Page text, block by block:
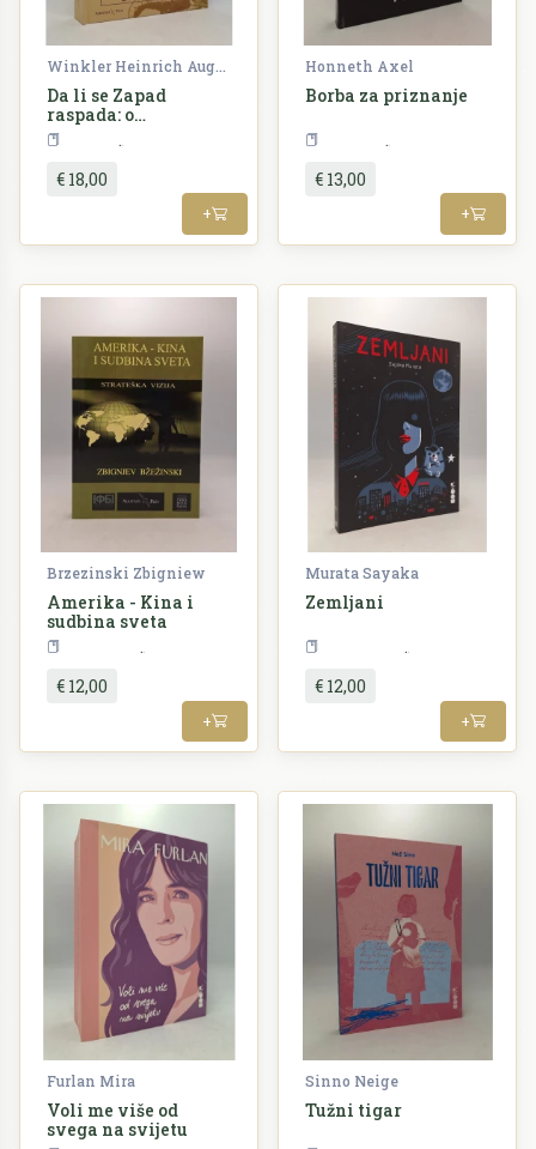
Winkler Heinrich August
Da li se Zapad
raspada: o
savremenoj krizi u
Evropi i Americi
€ 18,00
+
Honneth Axel
Borba za priznanje
€ 13,00
+
Brzezinski Zbigniew
Amerika - Kina i
sudbina sveta
€ 12,00
+
Murata Sayaka
Zemljani
€ 12,00
+
Furlan Mira
Voli me više od
svega na svijetu
Sinno Neige
Tužni tigar